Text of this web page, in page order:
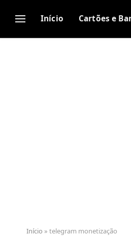
Início Cartões e
Início » telegram monetização